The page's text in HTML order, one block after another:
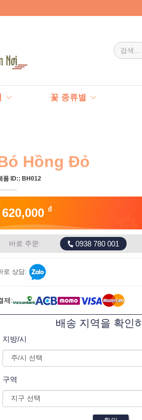
꽃 종류별
Hồng Đỏ
품 ID:: BH012
620,000 ₫
바로 주문: 0938 780 001
로 상담:
제:
배송 지역을 확인
지방/시
구역